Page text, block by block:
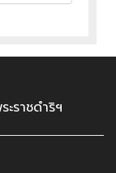
ราชดำริฯ